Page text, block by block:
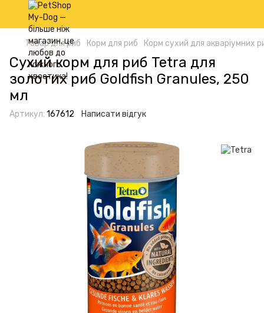
Товар для риб Корм для риб Корм сухий для акваріумних
Сухий корм для риб Tetra для
золотих риб Goldfish Granules, 250
мл
Артикул: 167612 Написати відгук